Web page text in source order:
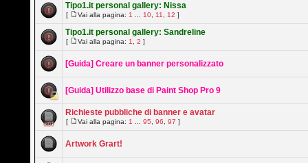
Tipo1.it personal gallery: Nissa
[ Vai alla pagina: 1 10 11 12 ]
Tipo1.it personal gallery: Sandreline
[ Vai alla pagina: 1 ,2 ]
[Guida] Creare un banner personalizzato
[Guida] Utilizzo base di Paint Shop Pro 9
Richieste pubbliche di banner e avatar
[ Vai alla pagina: 1 ...95 ,96 ,97 ]
Artwork Grart!